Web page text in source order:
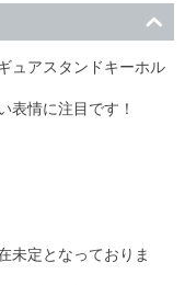
ュアスタンドキーホル
表情に注目です！
未定となっておりま